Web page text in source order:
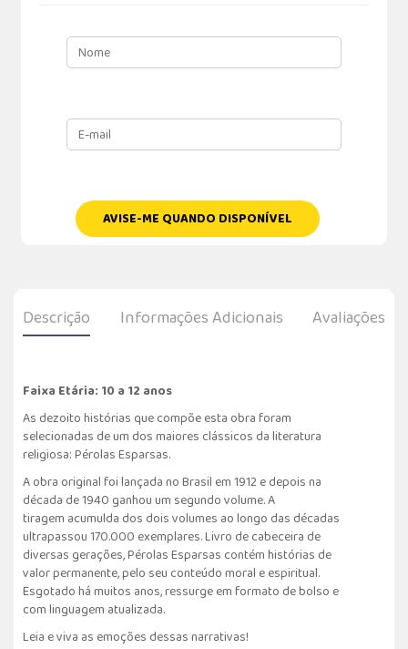
AVISE-ME QUANDO DISPONÍVEL
Descrição Informações Adicionais Avaliações
Faixa Etária: 10 a 12 anos
As dezoito histórias que compõe esta obra foram
selecionadas de um dos maiores clássicos da literatura
religiosa: Pérolas Esparsas.
A obra original foi lançada no Brasil em 1912 e depois na
década de 1940 ganhou um segundo volume. A
tiragem acumulda dos dois volumes ao longo das décadas
ultrapassou 170.000 exemplares. Livro de cabeceira de
diversas gerações, Pérolas Esparsas contém histórias de
valor permanente, pelo seu conteúdo moral e espiritual.
Esgotado há muitos anos, ressurge em formato de bolso e
com linguagem atualizada.
Leia e viva as emoções dessas narrativas!